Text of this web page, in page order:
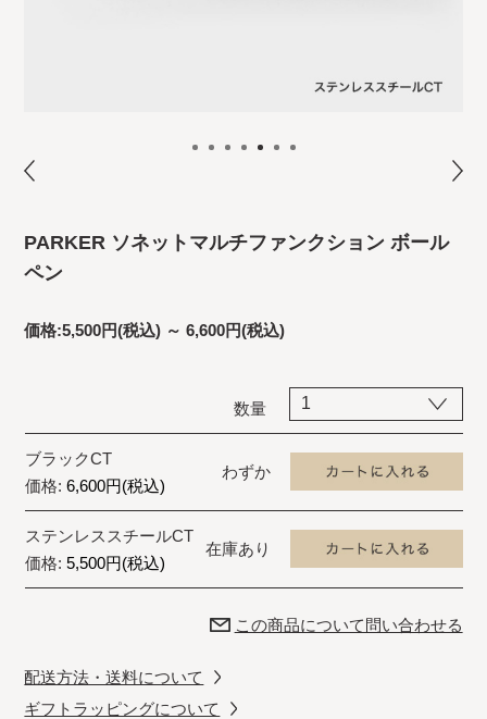
PARKER ソネットマルチファンクション ボール
ペン
価格:5,500円(税込) ～ 6,600円(税込)
数量
ブラックCT
価格: 6,600円(税込)
わずか
ステンレススチールCT
価格: 5,500円(税込)
在庫あり
この商品について問い合わせる
配送方法・送料について
ギフトラッピングについて